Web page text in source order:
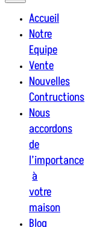
Accueil
Notre
Equipe
Vente
Nouvelles
Contructions
Nous
accordons
de
l’importance
à
votre
maison
Blog